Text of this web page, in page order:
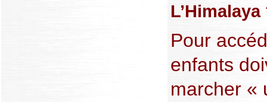
Pour
enfants
marcher «